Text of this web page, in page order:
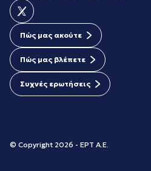
Πώς μας ακούτε
Πώς μας βλέπετε
Συχνές ερωτήσεις
© Copyright 2026 - ΕΡΤ Α.Ε.